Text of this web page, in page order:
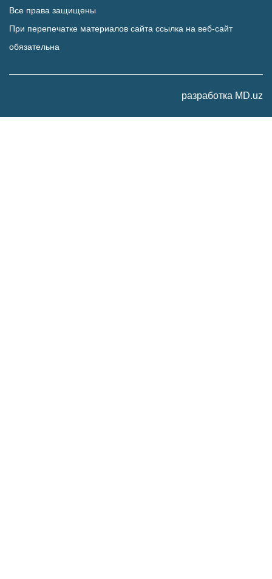
Все права защищены
При перепечатке материалов сайта ссылка на веб-сайт
обязательна
разработка MD.uz